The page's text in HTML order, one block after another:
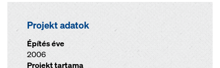
Projekt adatok
Építés éve
2006
Projekt tartama